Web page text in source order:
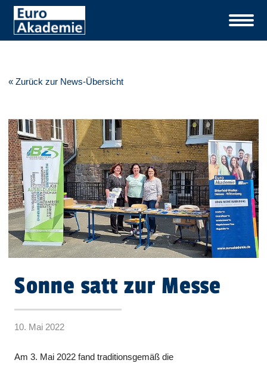
« Zurück zur News-Übersicht
Sonne satt zur Messe
10. Mai 2022
Am 3. Mai 2022 fand traditionsgemäß die